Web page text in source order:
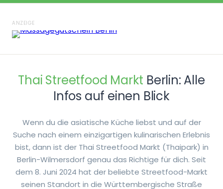
ANZEIGE
Thai Streetfood Markt Berlin: Alle
Infos auf einen Blick
Wenn du die asiatische Küche liebst und auf der
Suche nach einem einzigartigen kulinarischen Erlebnis
bist, dann ist der Thai Streetfood Markt (Thaipark) in
Berlin-Wilmersdorf genau das Richtige für dich. Seit
dem 8. Juni 2024 hat der beliebte Streetfood-Markt
seinen Standort in die Württembergische Straße